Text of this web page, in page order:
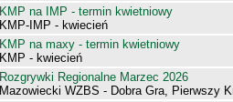
KMP na IMP - termin kwietniowy
KMP-IMP - kwiecień
KMP na maxy - termin kwietniowy
KMP - kwiecień
Rozgrywki Regionalne Marzec 2026
Mazowiecki WZBS - Dobra Gra, Pierwszy